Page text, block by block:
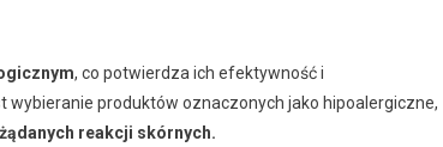
, co potwierdza ich efektywność i
produktów oznaczonych jako hipoalergiczne,
reakcji skórnych.